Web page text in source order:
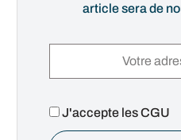
article sera de
J'accepte les CGU